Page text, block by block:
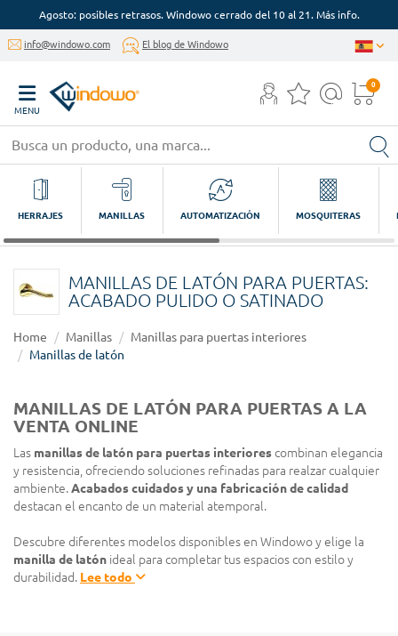
Agosto: posibles retrasos. Windowo cerrado del 10 al 21. Más info.
info@windowo.com El blog de Windowo
MENU
0
HERRAJES MANILLAS AUTOMATIZACIÓN MOSQUITERAS
MANILLAS DE LATÓN PARA PUERTAS:
ACABADO PULIDO O SATINADO
Home Manillas
Manillas para puertas interiores
Manillas de latón
MANILLAS DE LATÓN PARA PUERTAS A LA
VENTA ONLINE
Las manillas de latón para puertas interiorescombinan elegancia
y resistencia, ofreciendo soluciones refinadas para realzar cualquier
ambiente.Acabados cuidados y una fabricación de calidad
destacan el encanto de un material atemporal.
Descubre diferentes modelos disponibles en Windowo y elige la
manilla de latón ideal para completar tus espacios con estilo y
durabilidad. Lee todo